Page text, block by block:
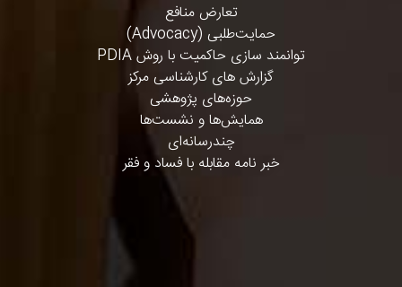
تعارض منافع
حمایت‌طلبی (Advocacy)
توانمند سازی حاکمیت با روش PDIA
گزارش های کارشناسی مرکز
حوزه‌های پژوهشی
همایش‌ها و نشست‌ها
چندرسانه‌ای
خبر نامه مقابله با فساد و فقر